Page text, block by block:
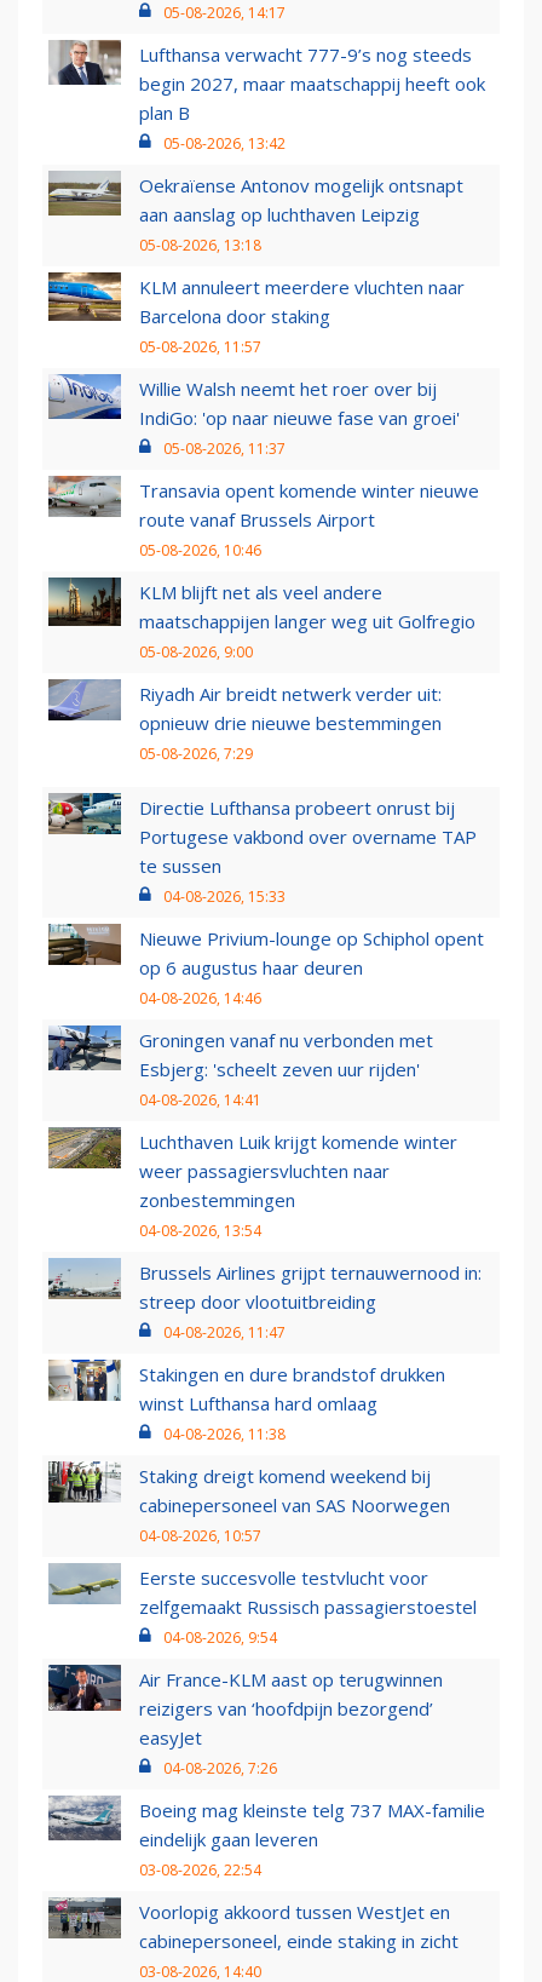
05-08-2026, 14:17
Lufthansa verwacht 777-9’s nog steeds
begin 2027, maar maatschappij heeft ook
plan B
05-08-2026, 13:42
Oekraïense Antonov mogelijk ontsnapt
aan aanslag op luchthaven Leipzig
05-08-2026, 13:18
KLM annuleert meerdere vluchten naar
Barcelona door staking
05-08-2026, 11:57
Willie Walsh neemt het roer over bij
IndiGo: 'op naar nieuwe fase van groei'
05-08-2026, 11:37
Transavia opent komende winter nieuwe
route vanaf Brussels Airport
05-08-2026, 10:46
KLM blijft net als veel andere
maatschappijen langer weg uit Golfregio
05-08-2026, 9:00
Riyadh Air breidt netwerk verder uit:
opnieuw drie nieuwe bestemmingen
05-08-2026, 7:29
Directie Lufthansa probeert onrust bij
Portugese vakbond over overname TAP
te sussen
04-08-2026, 15:33
Nieuwe Privium-lounge op Schiphol opent
op 6 augustus haar deuren
04-08-2026, 14:46
Groningen vanaf nu verbonden met
Esbjerg: 'scheelt zeven uur rijden'
04-08-2026, 14:41
Luchthaven Luik krijgt komende winter
weer passagiersvluchten naar
zonbestemmingen
04-08-2026, 13:54
Brussels Airlines grijpt ternauwernood in:
streep door vlootuitbreiding
04-08-2026, 11:47
Stakingen en dure brandstof drukken
winst Lufthansa hard omlaag
04-08-2026, 11:38
Staking dreigt komend weekend bij
cabinepersoneel van SAS Noorwegen
04-08-2026, 10:57
Eerste succesvolle testvlucht voor
zelfgemaakt Russisch passagierstoestel
04-08-2026, 9:54
Air France-KLM aast op terugwinnen
reizigers van ‘hoofdpijn bezorgend’
easyJet
04-08-2026, 7:26
Boeing mag kleinste telg 737 MAX-familie
eindelijk gaan leveren
03-08-2026, 22:54
Voorlopig akkoord tussen WestJet en
cabinepersoneel, einde staking in zicht
03-08-2026, 14:40